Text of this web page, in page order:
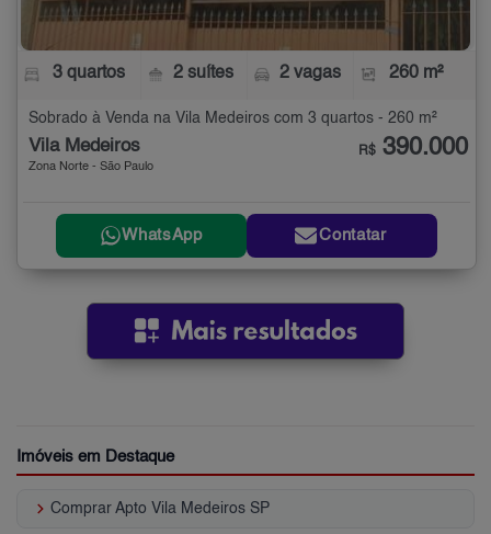
3 quartos 2 suítes 2 vagas 260 m²
Sobrado à Venda na Vila Medeiros com 3 quartos - 260 m²
Vila Medeiros
Zona Norte - São Paulo
R$ 390.000
WhatsApp Contatar
Imóveis em Destaque
keyboard_arrow_right Comprar Apto Vila Medeiros SP